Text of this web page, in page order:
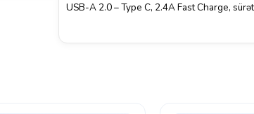
USB-A 2.0 – Type C, 2.4A Fast Charge,